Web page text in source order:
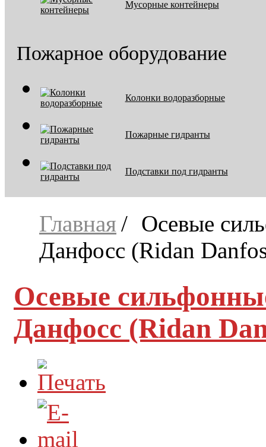
Мусорные контейнеры
Пожарное оборудование
Колонки водоразборные
Пожарные гидранты
Подставки под гидранты
Главная
Осевые
Данфосс (Ridan
Осевые
Данфосс (Ridan